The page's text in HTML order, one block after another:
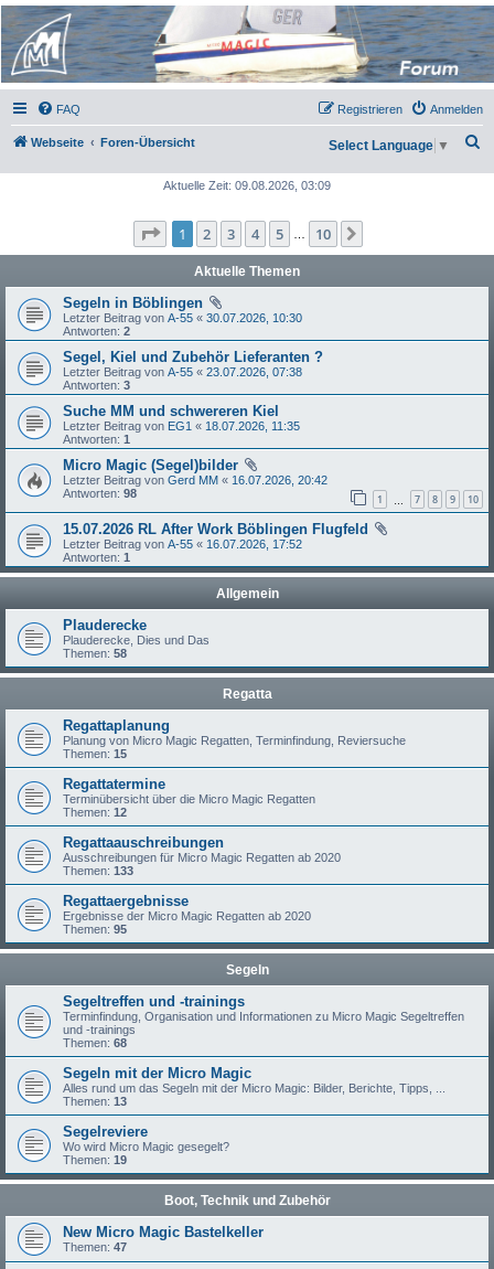
Micro Magic Forum
Deutschland
FAQ Anmelden
Registrieren
Webseite Foren-Übersicht Select Language ▼
Aktuelle Zeit: 09.08.2026, 03:09
Seite 1von 10
1 2 3 4 5 10
Aktuelle Themen
Segeln in Böblingen
Letzter Beitrag von A-55 « 30.07.2026, 10:30
Antworten: 2
Segel, Kiel und Zubehör Lieferanten ?
Letzter Beitrag von A-55 « 23.07.2026, 07:38
Antworten: 3
Suche MM und schwereren Kiel
Letzter Beitrag von EG1 « 18.07.2026, 11:35
Antworten: 1
Micro Magic (Segel)bilder
Letzter Beitrag von Gerd MM « 16.07.2026, 20:42
Antworten: 98 1 7 8 9 10
15.07.2026 RL After Work Böblingen Flugfeld
Letzter Beitrag von A-55 « 16.07.2026, 17:52
Antworten: 1
Allgemein
Plauderecke
Plauderecke, Dies und Das
Themen: 58
Regatta
Regattaplanung
Planung von Micro Magic Regatten, Terminfindung, Reviersuche
Themen: 15
Regattatermine
Terminübersicht über die Micro Magic Regatten
Themen: 12
Regattaauschreibungen
Ausschreibungen für Micro Magic Regatten ab 2020
Themen: 133
Regattaergebnisse
Ergebnisse der Micro Magic Regatten ab 2020
Themen: 95
Segeln
Segeltreffen und -trainings
Terminfindung, Organisation und Informationen zu Micro Magic Segeltreffen
und -trainings
Themen: 68
Segeln mit der Micro Magic
Alles rund um das Segeln mit der Micro Magic: Bilder, Berichte, Tipps, ...
Themen: 13
Segelreviere
Wo wird Micro Magic gesegelt?
Themen: 19
Boot, Technik und Zubehör
New Micro Magic Bastelkeller
Themen: 47